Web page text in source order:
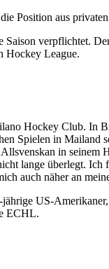
Position aus
verpflichtet.
Hockey League.
Hockey Club. In
Spielen in Mailand
in seinem
lange überlegt.
auch näher an
US-
ECHL.